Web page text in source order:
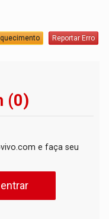
Reportar Erro
(0)
e faça seu